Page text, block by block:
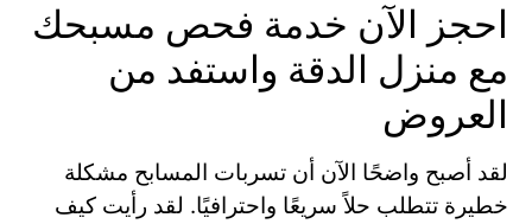
احجز الآن خدمة فحص مسبحك
مع منزل الدقة واستفد من
العروض
لقد أصبح واضحًا الآن أن تسربات المسابح مشكلة
خطيرة تتطلب حلاً سريعًا واحترافيًا. لقد رأيت كيف